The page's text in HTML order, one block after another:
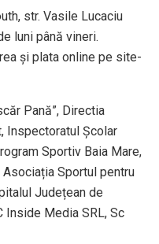
str. Vasile Lucaciu
luni până vineri.
și plata online pe site-
Pană”, Directia
Inspectoratul Școlar
Sportiv Baia Mare,
Sportul pentru
Județean de
Inside Media SRL, Sc